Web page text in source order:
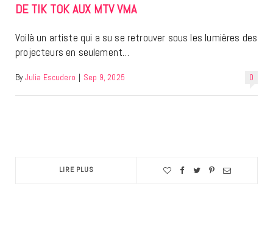
DE TIK TOK AUX MTV VMA
Voilà un artiste qui a su se retrouver sous les lumières des
projecteurs en seulement…
0
By Julia Escudero | Sep 9, 2025
LIRE PLUS